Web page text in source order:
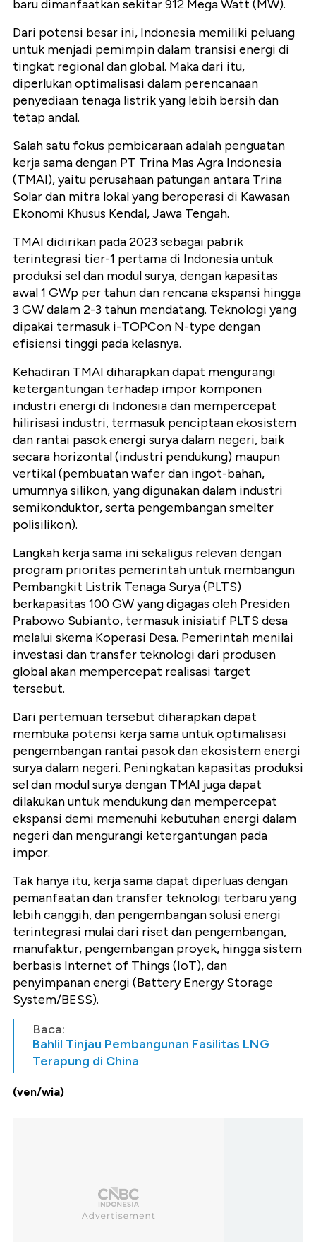
baru dimanfaatkan sekitar 912 Mega Watt (MW).
Dari potensi besar ini, Indonesia memiliki peluang
untuk menjadi pemimpin dalam transisi energi di
tingkat regional dan global. Maka dari itu,
diperlukan optimalisasi dalam perencanaan
penyediaan tenaga listrik yang lebih bersih dan
tetap andal.
Salah satu fokus pembicaraan adalah penguatan
kerja sama dengan PT Trina Mas Agra Indonesia
(TMAI), yaitu perusahaan patungan antara Trina
Solar dan mitra lokal yang beroperasi di Kawasan
Ekonomi Khusus Kendal, Jawa Tengah.
TMAI didirikan pada 2023 sebagai pabrik
terintegrasi tier-1 pertama di Indonesia untuk
produksi sel dan modul surya, dengan kapasitas
awal 1 GWp per tahun dan rencana ekspansi hingga
3 GW dalam 2-3 tahun mendatang. Teknologi yang
dipakai termasuk i-TOPCon N-type dengan
efisiensi tinggi pada kelasnya.
Kehadiran TMAI diharapkan dapat mengurangi
ketergantungan terhadap impor komponen
industri energi di Indonesia dan mempercepat
hilirisasi industri, termasuk penciptaan ekosistem
dan rantai pasok energi surya dalam negeri, baik
secara horizontal (industri pendukung) maupun
vertikal (pembuatan wafer dan ingot-bahan,
umumnya silikon, yang digunakan dalam industri
semikonduktor, serta pengembangansmelter
polisilikon).
Langkah kerja sama ini sekaligus relevan dengan
program prioritas pemerintah untuk membangun
Pembangkit Listrik Tenaga Surya (PLTS)
berkapasitas 100 GW yang digagas oleh Presiden
Prabowo Subianto, termasuk inisiatif PLTS desa
melalui skema Koperasi Desa. Pemerintah menilai
investasi dan transfer teknologi dari produsen
global akan mempercepat realisasi target
tersebut.
Dari pertemuan tersebut diharapkan dapat
membuka potensi kerja sama untuk optimalisasi
pengembangan rantai pasok dan ekosistem energi
surya dalam negeri. Peningkatan kapasitas produksi
sel dan modul surya dengan TMAI juga dapat
dilakukan untuk mendukung dan mempercepat
ekspansi demi memenuhi kebutuhan energi dalam
negeri dan mengurangi ketergantungan pada
impor.
Tak hanya itu, kerja sama dapat diperluas dengan
pemanfaatan dan transfer teknologi terbaru yang
lebih canggih, dan pengembangan solusi energi
terintegrasi mulai dari riset dan pengembangan,
manufaktur, pengembangan proyek, hingga sistem
berbasis Internet of Things (IoT), dan
penyimpanan energi (Battery Energy Storage
System/BESS).
Baca:
Bahlil Tinjau Pembangunan Fasilitas LNG
Terapung di China
(ven/wia)